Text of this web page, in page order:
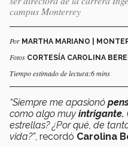
campus Monterrey
Por MARTHA MARIANO |
Fotos CORTESÍA CAROLINA
Tiempo estimado de lectura:6 mins
“Siempre me apasionó
como algo muy intrigante.
estrellas? ¿Por qué, de
vida?”, recordó Carolina